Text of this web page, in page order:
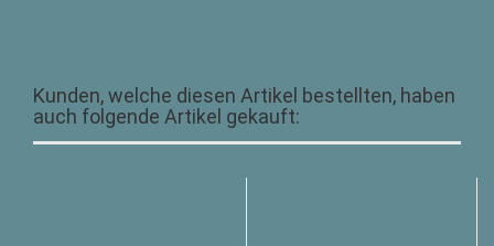
Kunden, welche diesen Artikel bestellten, haben
auch folgende Artikel gekauft: